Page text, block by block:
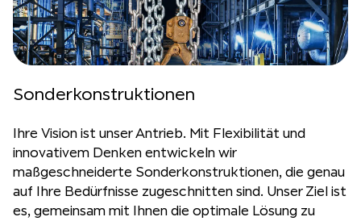
Sonderkonstruktionen
Ihre Vision ist unser Antrieb. Mit Flexibilität und
innovativem Denken entwickeln wir
maßgeschneiderte Sonderkonstruktionen, die genau
auf Ihre Bedürfnisse zugeschnitten sind. Unser Ziel ist
es, gemeinsam mit Ihnen die optimale Lösung zu